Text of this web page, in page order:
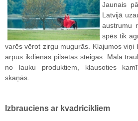
Jaunais
Latvijā
austrumu
spēs tik
varēs vērot zirgu mugurās. Klajumos viņi
ārpus ikdienas pilsētas steigas. Māla
no lauku produktiem, klausoties
skaņās.
Izbrauciens ar kvadricikliem